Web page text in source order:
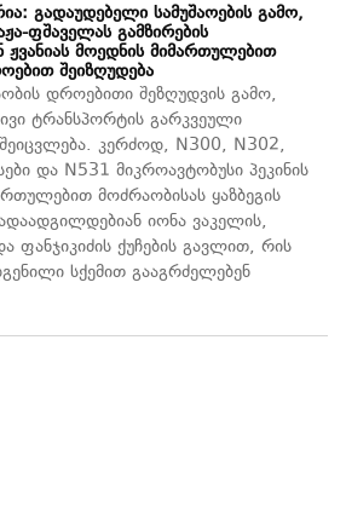
გადაუდებელი სამუშაოების გამო,
ფშაველას გამზირების
ჟვანიას მოედნის მიმართულებით
შეიზღუდება
დროებითი შეზღუდვის გამო,
ტრანსპორტის გარკვეული
კერძოდ, N300, N302,
და N531 მიკროავტობუსი პეკინის
მოძრაობისას ყაზბეგის
იონა ვაკელის,
ფანჯიკიძის ქუჩების გავლით, რის
სქემით გააგრძელებენ